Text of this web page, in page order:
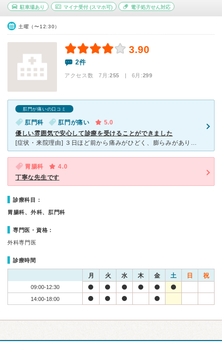
駐車場あり マイナ受付(スマホ可) 電子処方せん対応
土曜（〜12:30）
3.90
2件
アクセス数 7月:255 | 6月:299
肛門が痛いの口コミ
肛門科 肛門が痛い
5.0
優しい雰囲気で安心して診療を受けることができました
[症状・来院理由] ３日ほど前から痛みがひどく、膨らみがあり。 部位が部位だけにとても恥ずかしくて通院するのには勇気がいりましたが、 個人病院ということで他の科にかかる患者さんは少ないだろう、と
胃腸科
4.0
丁寧な先生です
診療科目：
胃腸科、外科、肛門科
専門医・資格：
外科専門医
診療時間
月 火 水 木 金 土 日 祝
09:00-12:30
14:00-18:00